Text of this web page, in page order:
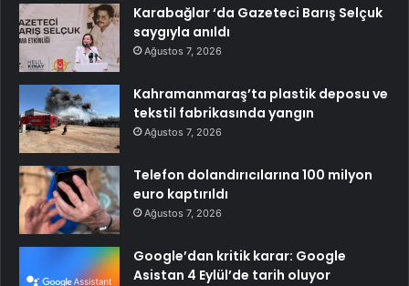
Karabağlar ‘da Gazeteci Barış Selçuk
saygıyla anıldı
Ağustos 7, 2026
Kahramanmaraş’ta plastik deposu ve
tekstil fabrikasında yangın
Ağustos 7, 2026
Telefon dolandırıcılarına 100 milyon
euro kaptırıldı
Ağustos 7, 2026
Google’dan kritik karar: Google
Asistan 4 Eylül’de tarih oluyor